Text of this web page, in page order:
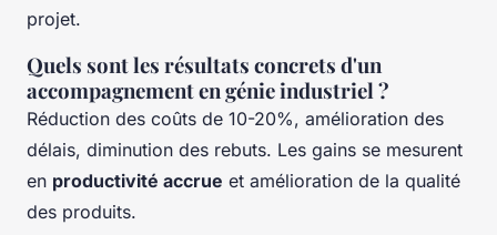
projet.
Quels sont les résultats concrets d'un
accompagnement en génie industriel ?
Réduction des coûts de 10-20%, amélioration des
délais, diminution des rebuts. Les gains se mesurent
en productivité accrue et amélioration de la qualité
des produits.